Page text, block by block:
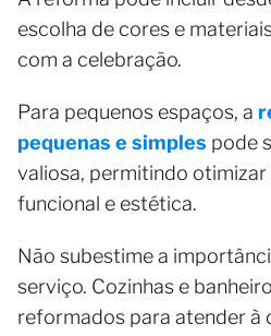
escolha de cores e
com a celebração.
Para pequenos espaços, a
pequenas e simples pode
valiosa, permitindo
funcional e estética.
Não subestime a
serviço. Cozinhas e
reformados para atender à